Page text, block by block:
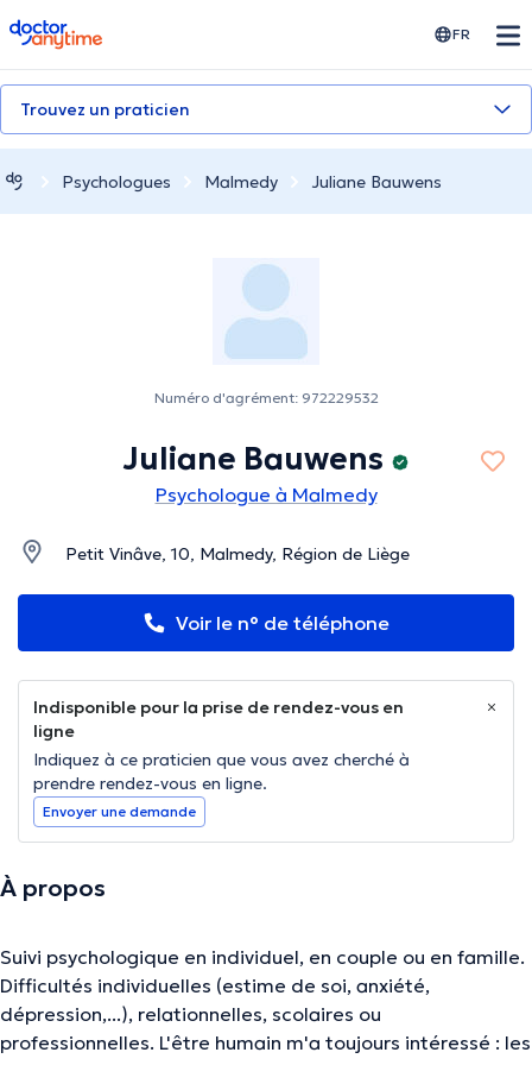
doctoranytime FR
Trouvez un praticien
Psychologues Malmedy Juliane Bauwens
Numéro d'agrément: 972229532
Juliane Bauwens
Psychologue à Malmedy
Petit Vinâve, 10, Malmedy, Région de Liège
Voir le n° de téléphone
Indisponible pour la prise de rendez-vous en
ligne
Indiquez à ce praticien que vous avez cherché à
prendre rendez-vous en ligne.
Envoyer une demande
À propos
Suivi psychologique en individuel, en couple ou en famille.
Difficultés individuelles (estime de soi, anxiété,
dépression,...), relationnelles, scolaires ou
professionnelles. L'être humain m'a toujours intéressé : les